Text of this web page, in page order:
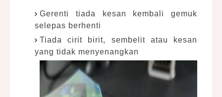
Gerenti tiada kesan kembali gemuk
selepas berhenti
Tiada cirit birit, sembelit atau kesan
yang tidak menyenangkan